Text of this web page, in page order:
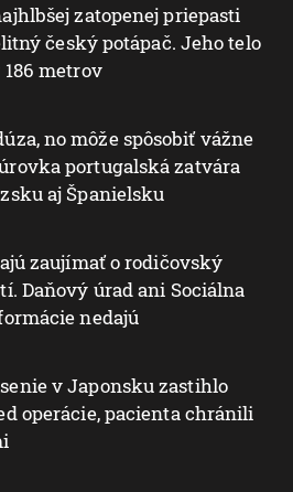
zatopenej priepasti
český potápač. Jeho telo
metrov
no môže spôsobiť vážne
portugalská zatvára
aj Španielsku
zaujímať o rodičovský
Daňový úrad ani Sociálna
nedajú
v Japonsku zastihlo
operácie, pacienta chránili